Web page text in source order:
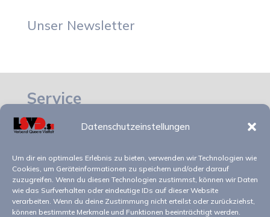
Datenschutzeinstellungen
Um dir ein optimales Erlebnis zu bieten, verwenden wir Technologien wie
Cookies, um Geräteinformationen zu speichern und/oder darauf
zuzugreifen. Wenn du diesen Technologien zustimmst, können wir Daten
wie das Surfverhalten oder eindeutige IDs auf dieser Website
verarbeiten. Wenn du deine Zustimmung nicht erteilst oder zurückziehst,
können bestimmte Merkmale und Funktionen beeinträchtigt werden.
Unser Newsletter
Service
Impressum
Datenschutz
Kontakt